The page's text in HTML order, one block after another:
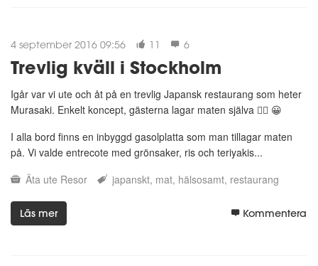
4 september 2016 09:56 11 6
Trevlig kväll i Stockholm
Igår var vi ute och åt på en trevlig Japansk restaurang som heter
Murasaki. Enkelt koncept, gästerna lagar maten själva 👍🏼 😀
I alla bord finns en inbyggd gasolplatta som man tillagar maten
på. Vi valde entrecote med grönsaker, ris och teriyakis...
Äta ute Resor japanskt mat hälsosamt restaurang
Läs mer Kommentera